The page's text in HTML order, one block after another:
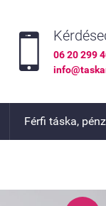

06 20 299
Férfi táska,